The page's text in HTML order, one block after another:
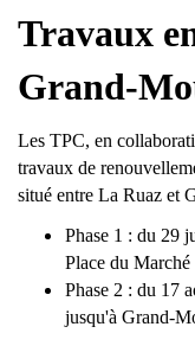
Travaux
Grand-
Les TPC, en
travaux de
situé entre La Ruaz et
Phase 1 : du 29
Place du Marché
Phase 2 : du 17
jusqu'à Grand-